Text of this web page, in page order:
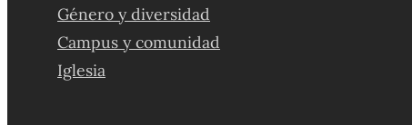
Género y diversidad
Campus y comunidad
Iglesia